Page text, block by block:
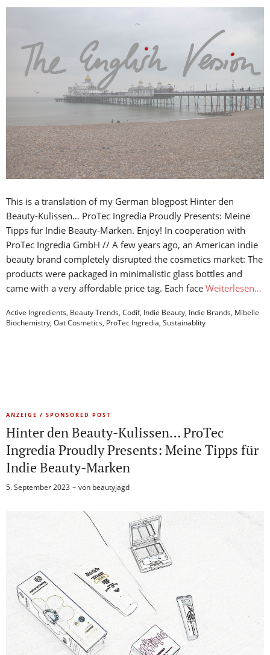
This is a translation of my German blogpost Hinter den
Beauty-Kulissen… ProTec Ingredia Proudly Presents: Meine
Tipps für Indie Beauty-Marken. Enjoy! In cooperation with
ProTec Ingredia GmbH // A few years ago, an American indie
beauty brand completely disrupted the cosmetics market: The
products were packaged in minimalistic glass bottles and
came with a very affordable price tag. Each face Weiterlesen…
Active Ingredients, Beauty Trends, Codif, Indie Beauty, Indie Brands, Mibelle
Biochemistry, Oat Cosmetics, ProTec Ingredia, Sustainablity
ANZEIGE / SPONSORED POST
Hinter den Beauty-Kulissen… ProTec
Ingredia Proudly Presents: Meine Tipps für
Indie Beauty-Marken
5. September 2023 von beautyjagd